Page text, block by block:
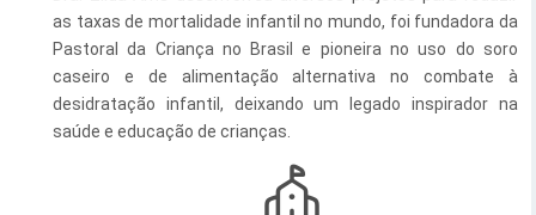
Educação, Ciência e Tecnologia
Esporte e Lazer
Finanças
Telefones Úteis
Notícias Anteriores a 2024
as taxas de mortalidade infantil no mundo, foi fundadora da
Pastoral da Criança no Brasil e pioneira no uso do soro
caseiro e de alimentação alternativa no combate à
desidratação infantil, deixando um legado inspirador na
saúde e educação de crianças.